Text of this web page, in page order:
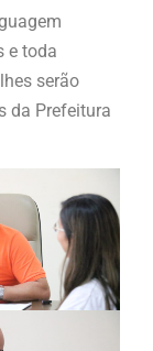
e toda
serão
da Prefeitura